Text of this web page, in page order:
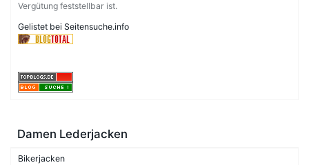
Vergütung feststellbar ist.
Gelistet bei Seitensuche.info
Damen Lederjacken
Bikerjacken